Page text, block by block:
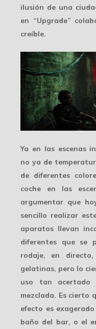
ilusión de una
en “Upgrade”
creíble.
Ya en las escenas
no ya de
de diferentes
coche en las
argumentar que
sencillo realizar
aparatos llevan
diferentes que se
rodaje, en
gelatinas, pero lo
uso tan acertado
mezclada. Es cierto
efecto es
baño del bar, o el